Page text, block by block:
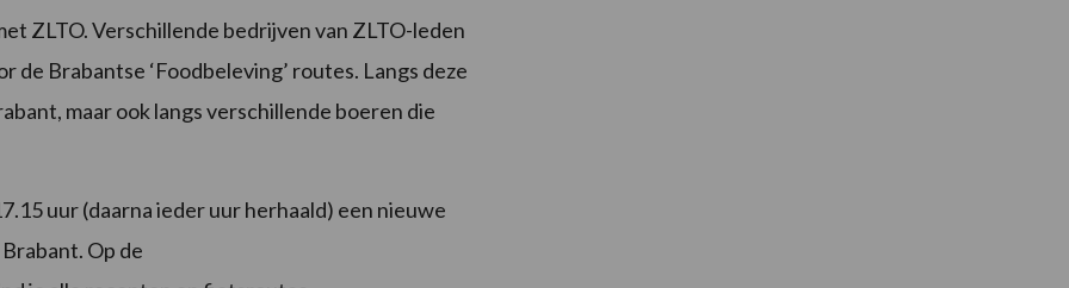
ZLTO. Verschillende bedrijven van ZLTO-leden
de Brabantse ‘Foodbeleving’ routes. Langs deze
maar ook langs verschillende boeren die
uur (daarna ieder uur herhaald) een nieuwe
Op de